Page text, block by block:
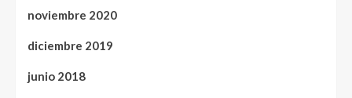
noviembre 2020
diciembre 2019
junio 2018